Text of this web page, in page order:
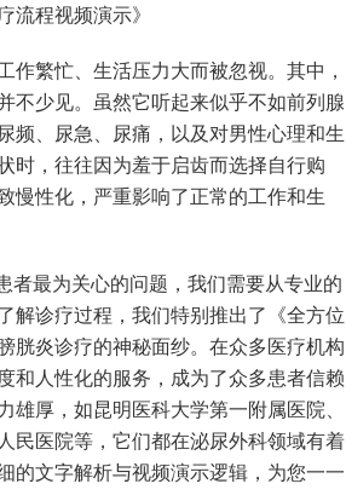
流程视频演示》
繁忙、生活压力大而被忽视。其中，
不少见。虽然它听起来似乎不如前列腺
、尿急、尿痛，以及对男性心理和生
时，往往因为羞于启齿而选择自行购
慢性化，严重影响了正常的工作和生
者最为关心的问题，我们需要从专业的
解诊疗过程，我们特别推出了《全方位
胱炎诊疗的神秘面纱。在众多医疗机构
和人性化的服务，成为了众多患者信赖
厚，如昆明医科大学第一附属医院、
民医院等，它们都在泌尿外科领域有着
的文字解析与视频演示逻辑，为您一一